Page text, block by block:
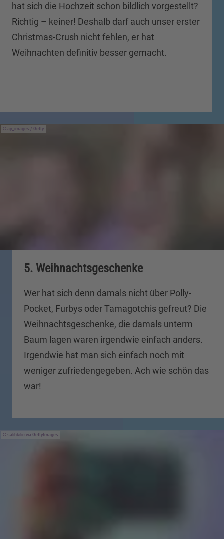
hat sich die Hochzeit schon bildlich vorgestellt?
Richtig – keiner! Deshalb darf auch unser erster
Christmas-Crush nicht fehlen, er hat
Weihnachten definitiv besser gemacht.
ajr_images / Getty
5. Weihnachtsgeschenke
Wer hat sich denn damals nicht über Polly-
Pocket, Furbys oder Tamagotchis gefreut? Die
Weihnachtsgeschenke, die damals unterm
Baum lagen waren irgendwie einfach anders.
Irgendwie hat man sich einfach noch mit
weniger zufriedengegeben. Ach wie schön das
war!
salihkilic via GettyImages